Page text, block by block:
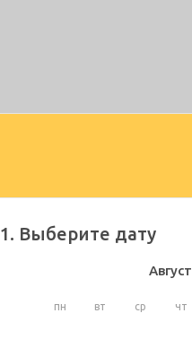
1. Выберите дату
Август
пн вт ср чт